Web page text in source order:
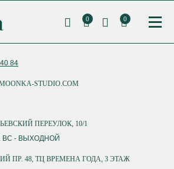
0 0
84
STUDIO.COM
ПЕРЕУЛОК, 10/1
ВС - ВЫХОДНОЙ
ПР. 48, ТЦ ВРЕМЕНА ГОДА, 3 ЭТАЖ